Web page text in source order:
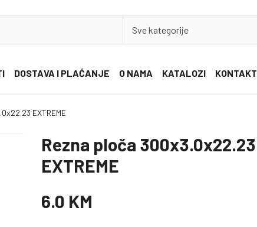
Sve kategorije
DOSTAVA I PLAĆANJE O NAMA KATALOZI KONTAKT
EXTREME
Rezna ploča 300x3.0x22.23
EXTREME
6.0 KM